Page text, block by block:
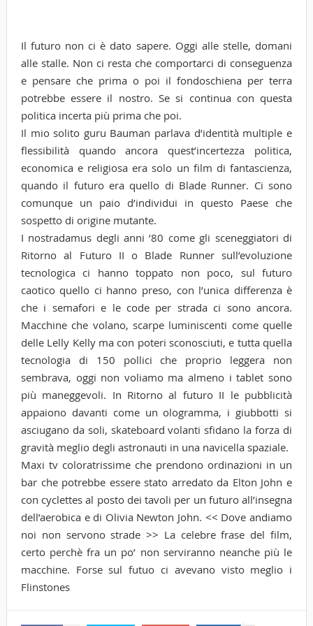
Il futuro non ci è dato sapere. Oggi alle stelle, domani
alle stalle. Non ci resta che comportarci di conseguenza
e pensare che prima o poi il fondoschiena per terra
potrebbe essere il nostro. Se si continua con questa
politica incerta più prima che poi.
Il mio solito guru Bauman parlava d’identità multiple e
flessibilità quando ancora quest’incertezza politica,
economica e religiosa era solo un film di fantascienza,
quando il futuro era quello di Blade Runner. Ci sono
comunque un paio d’individui in questo Paese che
sospetto di origine mutante.
I nostradamus degli anni ’80 come gli sceneggiatori di
Ritorno al Futuro II o Blade Runner sull’evoluzione
tecnologica ci hanno toppato non poco, sul futuro
caotico quello ci hanno preso, con l’unica differenza è
che i semafori e le code per strada ci sono ancora.
Macchine che volano, scarpe luminiscenti come quelle
delle Lelly Kelly ma con poteri sconosciuti, e tutta quella
tecnologia di 150 pollici che proprio leggera non
sembrava, oggi non voliamo ma almeno i tablet sono
più maneggevoli. In Ritorno al futuro II le pubblicità
appaiono davanti come un ologramma, i giubbotti si
asciugano da soli, skateboard volanti sfidano la forza di
gravità meglio degli astronauti in una navicella spaziale.
Maxi tv coloratrissime che prendono ordinazioni in un
bar che potrebbe essere stato arredato da Elton John e
con cyclettes al posto dei tavoli per un futuro all’insegna
dell’aerobica e di Olivia Newton John. << Dove andiamo
noi non servono strade >> La celebre frase del film,
certo perchè fra un po’ non serviranno neanche più le
macchine. Forse sul futuo ci avevano visto meglio i
Flinstones